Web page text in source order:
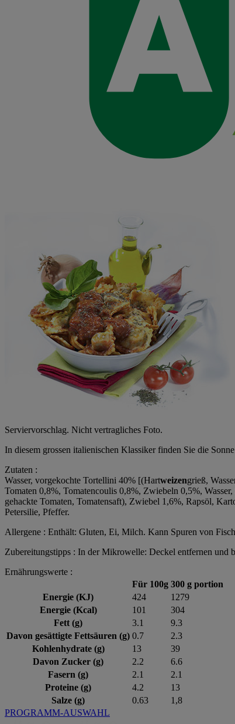
Serviervorschlag. Nicht vertragliches Foto.
In diesem grossen italienischen Klassiker finden Sie die
Zutaten :
Wasser, vorgekochte Tortellini 40% [(Hartweizengrieß,
Tomaten 0,8%, Tomatencoulis 0,8%, Zwiebeln 0,5%,
gehackte Tomaten, Tomatensaft), Zwiebel 1,6%, Rapsöl,
Petersilie, Pfeffer.
Allergene : Enthält: Gluten, Ei, Milch. Kann Spuren von
Zubereitungstipps : In der Mikrowelle: Deckel entfernen und
Ernährungswerte :
Für 100g 300 g portion
Energie (KJ)
424
1279
Energie (Kcal)
101
304
Fett (g)
3.1
9.3
Davon gesättigte Fettsäuren (g) 0.7
2.3
Kohlenhydrate (g)
13
39
Davon Zucker (g)
2.2
6.6
Fasern (g)
2.1
2.1
Proteine (g)
4.2
13
Salze (g)
0.63
1,8
PROGRAMM-AUSWAHL